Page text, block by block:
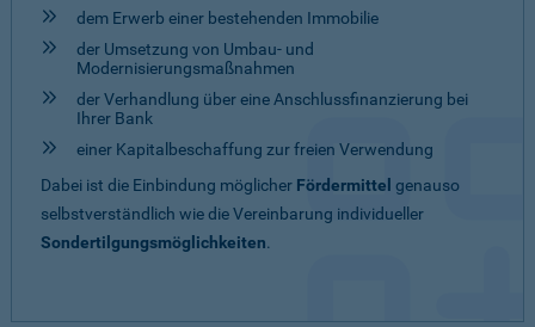
dem Erwerb einer bestehenden Immobilie
der Umsetzung von Umbau- und
Modernisierungsmaßnahmen
der Verhandlung über eine Anschlussfinanzierung bei
Ihrer Bank
einer Kapitalbeschaffung zur freien Verwendung
Dabei ist die Einbindung möglicher Fördermittel genauso
selbstverständlich wie die Vereinbarung individueller
Sondertilgungsmöglichkeiten.